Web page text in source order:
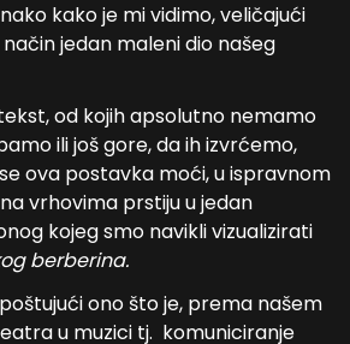
kako je mi vidimo, veličajući
jedan maleni dio našeg
od kojih apsolutno nemamo
ili još gore, da ih izvrćemo,
ova postavka moći, u ispravnom
vrhovima prstiju u jedan
kojeg smo navikli vizualizirati
berberina.
ono što je, prema našem
u muzici tj. komuniciranje